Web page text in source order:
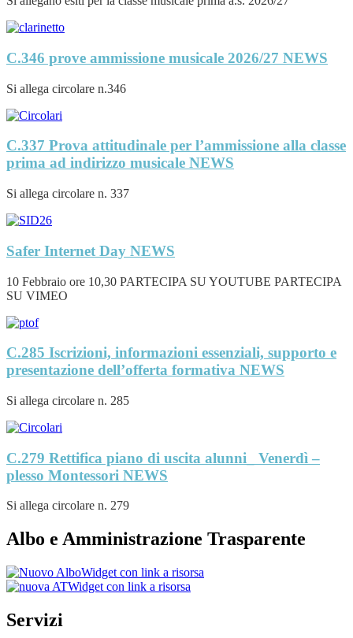
C.346 prove ammissione musicale 2026/27 NEWS
Si allega circolare n.346
C.337 Prova attitudinale per l’ammissione alla classe
prima ad indirizzo musicale NEWS
Si allega circolare n. 337
Safer Internet Day NEWS
10 Febbraio ore 10,30 PARTECIPA SU YOUTUBE PARTECIPA
SU VIMEO
C.285 Iscrizioni, informazioni essenziali, supporto e
presentazione dell’offerta formativa NEWS
Si allega circolare n. 285
C.279 Rettifica piano di uscita alunni_ Venerdì –
plesso Montessori NEWS
Si allega circolare n. 279
Albo e Amministrazione Trasparente
Widget con link a risorsa
Widget con link a risorsa
Servizi